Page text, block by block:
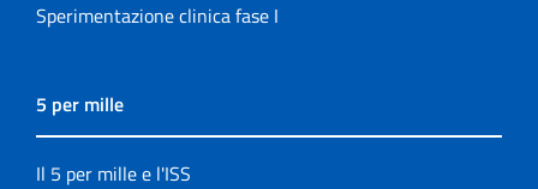
Sperimentazione clinica fase I
5 per mille
Il 5 per mille e l'ISS